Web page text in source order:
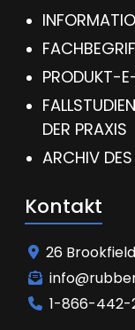
PRODUKT-
DER PRAXIS
ARCHIV
Kontakt
26
1-866-442-